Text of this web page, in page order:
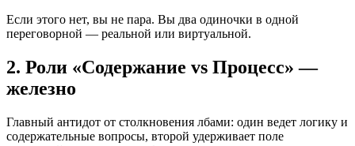
Если этого нет, вы не пара. Вы два одиночки в одной
переговорной — реальной или виртуальной.
2. Роли «Содержание vs Процесс» —
железно
Главный антидот от столкновения лбами: один ведет логику и
содержательные вопросы, второй удерживает поле